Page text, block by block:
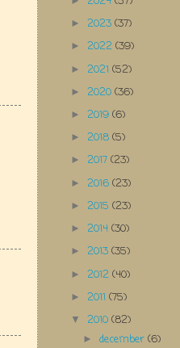
► 2023 (37)
► 2022 (39)
► 2021 (52)
► 2020 (36)
► 2019 (6)
► 2018 (5)
► 2017 (23)
► 2016 (23)
► 2015 (23)
► 2014 (30)
► 2013 (35)
► 2012 (40)
► 2011 (75)
▼ 2010 (82)
►december(6)